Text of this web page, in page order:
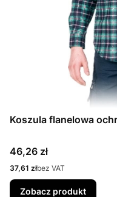
Koszula flanelowa
Cena
46,26 zł
Cena
37,61 złbez VAT
Zobacz produkt